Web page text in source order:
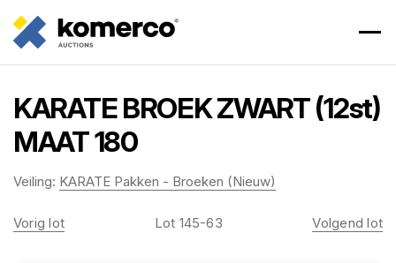
KARATE BROEK ZWART (12st)
MAAT 180
Veiling: KARATE Pakken - Broeken (Nieuw)
Vorig lot Lot 145-63 Volgend lot